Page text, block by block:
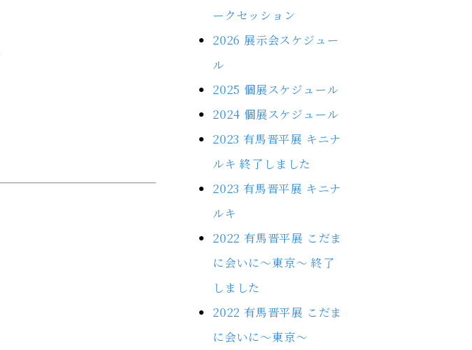
ークセッション
2026 展示会スケジュー
ル
2025 個展スケジュール
2024 個展スケジュール
2023 有馬晋平展 キニナ
ルキ 終了しました
2023 有馬晋平展 キニナ
ルキ
2022 有馬晋平展 こだま
に会いに～東京～ 終了
しました
2022 有馬晋平展 こだま
に会いに～東京～